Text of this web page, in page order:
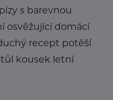
s barevnou
osvěžující domácí
recept potěší
kousek letní